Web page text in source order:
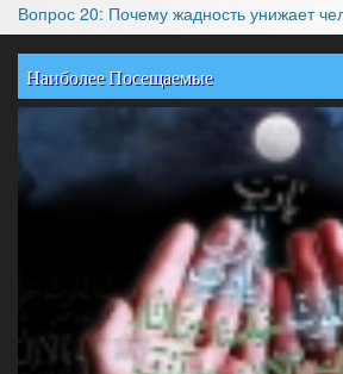
Вопрос 20: Почему жадность унижает
Наиболее Посещаемые